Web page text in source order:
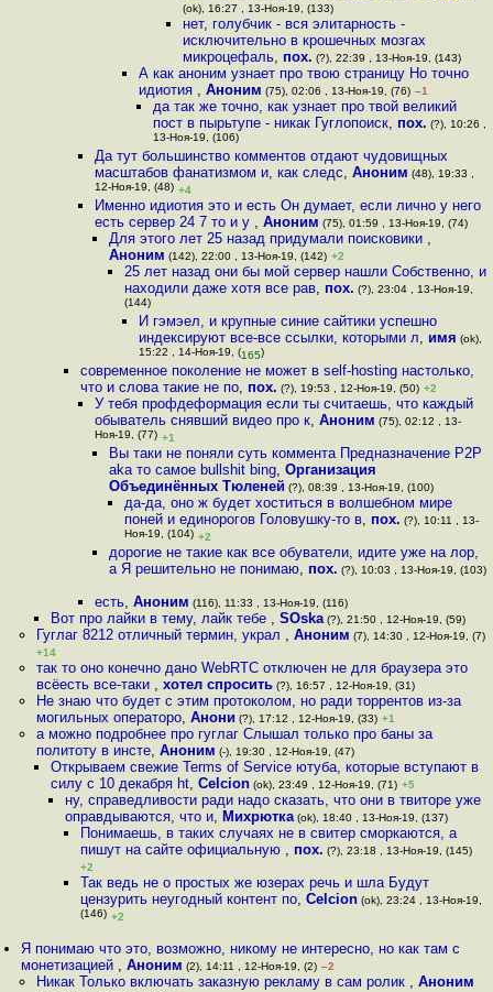
(ok), 16:27 , 13-Ноя-19, (133)
нет, голубчик - вся элитарность -
исключительно в крошечных мозгах
микроцефаль, пох. (?), 22:39 , 13-Ноя-19, (143)
А как аноним узнает про твою страницу Но точно
идиотия , Аноним (75), 02:06 , 13-Ноя-19, (76) –1
да так же точно, как узнает про твой великий
пост в пырьтупе - никак Гуглопоиск, пох. (?), 10:26 ,
13-Ноя-19, (106)
Да тут большинство комментов отдают чудовищных
масштабов фанатизмом и, как следс, Аноним (48), 19:33 ,
12-Ноя-19, (48) +4
Именно идиотия это и есть Он думает, если лично у него
есть сервер 24 7 то и у , Аноним (75), 01:59 , 13-Ноя-19, (74)
Для этого лет 25 назад придумали поисковики ,
Аноним (142), 22:00 , 13-Ноя-19, (142) +2
25 лет назад они бы мой сервер нашли Собственно, и
находили даже хотя все рав, пох. (?), 23:04 , 13-Ноя-19,
(144)
И гэмэел, и крупные синие сайтики успешно
индексируют все-все ссылки, которыми л, имя (ok),
15:22 , 14-Ноя-19, (165)
современное поколение не может в self-hosting настолько,
что и слова такие не по, пох. (?), 19:53 , 12-Ноя-19, (50) +2
У тебя профдеформация если ты считаешь, что каждый
обыватель снявший видео про к, Аноним (75), 02:12 , 13-
Ноя-19, (77) +1
Вы таки не поняли суть коммента Предназначение P2P
aka то самое bullshit bing,Организация
Объединённых Тюленей (?), 08:39 , 13-Ноя-19, (100)
да-да, оно ж будет хоститься в волшебном мире
поней и единорогов Головушку-то в, пох. (?), 10:11 , 13-
Ноя-19, (104) +2
дорогие не такие как все обуватели, идите уже на лор,
а Я решительно не понимаю, пох. (?), 10:03 , 13-Ноя-19, (103)
есть, Аноним (116), 11:33 , 13-Ноя-19, (116)
Вот про лайки в тему, лайк тебе , SOska(?), 21:50 , 12-Ноя-19, (59)
Гуглаг 8212 отличный термин, украл , Аноним (7), 14:30 , 12-Ноя-19, (7)
+14
так то оно конечно дано WebRTC отключен не для браузера это
всёесть все-таки , хотел спросить(?), 16:57 , 12-Ноя-19, (31)
Не знаю что будет с этим протоколом, но ради торрентов из-за
могильных операторо, Анони (?), 17:12 , 12-Ноя-19, (33) +1
а можно подробнее про гуглаг Слышал только про баны за
политоту в инсте, Аноним (-), 19:30 , 12-Ноя-19, (47)
Открываем свежие Terms of Service ютуба, которые вступают в
силу с 10 декабря ht, Celcion(ok), 23:49 , 12-Ноя-19, (71) +5
ну, справедливости ради надо сказать, что они в твиторе уже
оправдываются, что и, Михрютка (ok), 18:40 , 13-Ноя-19, (137)
Понимаешь, в таких случаях не в свитер сморкаются, а
пишут на сайте официальную , пох. (?), 23:18 , 13-Ноя-19, (145)
+2
Так ведь не о простых же юзерах речь и шла Будут
цензурить неугодный контент по, Celcion(ok), 23:24 , 13-Ноя-19,
(146) +2
Я понимаю что это, возможно, никому не интересно, но как там с
монетизацией ,Аноним (2), 14:11 , 12-Ноя-19, (2) –2
Никак Только включать заказную рекламу в сам ролик , Аноним